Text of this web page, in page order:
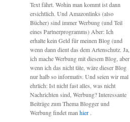
Text fährt. Wohin man kommt ist dann
ersichtlich. Und Amazonlinks (also
Bücher) sind immer Werbung (und Teil
eines Partnerprogramms) Aber: Ich
erhalte kein Geld für meinen Blog (und
wenn dann dient das dem Artenschutz. Ja,
ich mache Werbung mit diesem Blog, aber
wenn ich das nicht täte, wäre dieser Blog
nur halb so informativ. Und seien wir mal
ehrlich: Ist nicht fast alles, was nicht
Nachrichten sind, Werbung? Interessante
Beiträge zum Thema Blogger und
Werbung findet man hier .